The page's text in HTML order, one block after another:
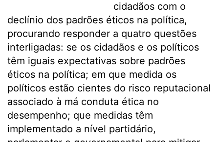
cidadãos com o
declínio dos padrões éticos na política,
procurando responder a quatro questões
interligadas: se os cidadãos e os políticos
têm iguais expectativas sobre padrões
éticos na política; em que medida os
políticos estão cientes do risco reputacional
associado à má conduta ética no
desempenho; que medidas têm
implementado a nível partidário,